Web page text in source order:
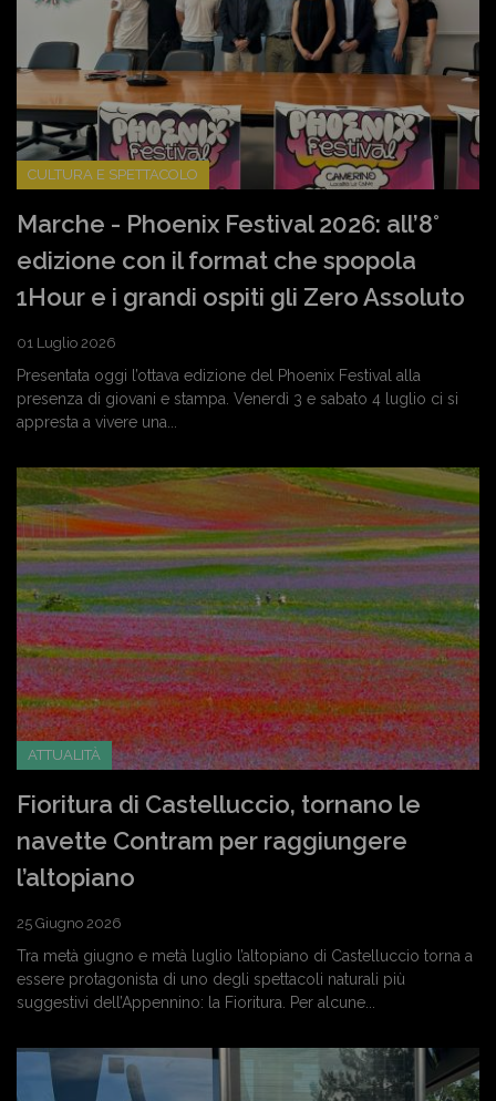
CULTURA E SPETTACOLO
Marche - Phoenix Festival 2026: all’8°
edizione con il format che spopola
1Hour e i grandi ospiti gli Zero Assoluto
01 Luglio 2026
Presentata oggi l’ottava edizione del Phoenix Festival alla
presenza di giovani e stampa. Venerdì 3 e sabato 4 luglio ci si
appresta a vivere una...
ATTUALITÀ
Fioritura di Castelluccio, tornano le
navette Contram per raggiungere
l’altopiano
25 Giugno 2026
Tra metà giugno e metà luglio l’altopiano di Castelluccio torna a
essere protagonista di uno degli spettacoli naturali più
suggestivi dell’Appennino: la Fioritura. Per alcune...